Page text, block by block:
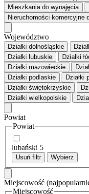
Mieszkaniado wynajęcia
Nieruchomości komercyjne
Województwo
Działki dolnośląskie
Działki lubuskie
Działki
Działki mazowieckie
Działki podlaskie
Działki
Działki świętokrzyskie
Działki wielkopolskie
Powiat
Powiat
lubański 5
Usuń filtr Wybierz
Miejscowość
Miejscowość